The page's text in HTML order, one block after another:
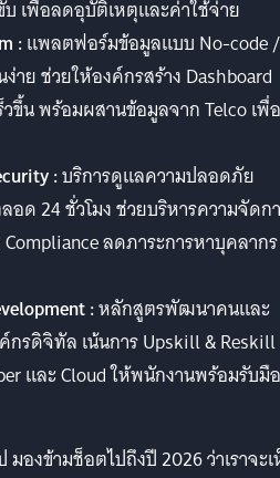
เพื่อลดอุบัติเหตุและค่าใช้จ่าย
:แพลตฟอร์มข้อมูลแบบ No-code /
าย ช่วยให้องค์กรสร้าง Dashboard
วขึ้น พร้อมผสานข้อมูลจาก Telco เพื่อ
:บริการดูแลความปลอดภัย
อด 24 ชั่วโมง ช่วยบริหารความจัดก
Compliance ลดภาระการหาบุคลากร
:หลักสูตรพัฒนาคนและ
กรดิจิทัล เน้นการ Upskill & Reskill
และ Cloud ให้พนักงานพร้อมรับมือ
องข้ามช็อตไปถึงปี 2026 ว่าเราจะ